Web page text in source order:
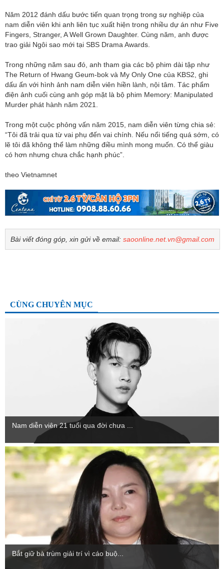
Năm 2012 đánh dấu bước tiến quan trọng trong sự nghiệp của
nam diễn viên khi anh liên tục xuất hiện trong nhiều dự án như Five
Fingers, Stranger, A Well Grown Daughter. Cùng năm, anh được
trao giải Ngôi sao mới tại SBS Drama Awards.
Trong những năm sau đó, anh tham gia các bộ phim dài tập như
The Return of Hwang Geum-bok và My Only One của KBS2, ghi
dấu ấn với hình ảnh nam diễn viên hiền lành, nội tâm. Tác phẩm
điện ảnh cuối cùng anh góp mặt là bộ phim Memory: Manipulated
Murder phát hành năm 2021.
Trong một cuộc phỏng vấn năm 2015, nam diễn viên từng chia sẻ:
“Tôi đã trải qua từ vai phụ đến vai chính. Nếu nổi tiếng quá sớm, có
lẽ tôi đã không thể làm những điều mình mong muốn. Có thể giàu
có hơn nhưng chưa chắc hạnh phúc”.
theo Vietnamnet
Bài viết đóng góp, xin gửi về email: saoonline.net.vn@gmail.com
CÙNG CHUYÊN MỤC
Nam diễn viên 21 tuổi qua đời chưa ...
Bắt giữ bà trùm giải trí vì cáo buộ...